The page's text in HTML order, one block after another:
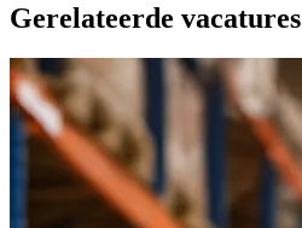
Gerelateerde vacatures